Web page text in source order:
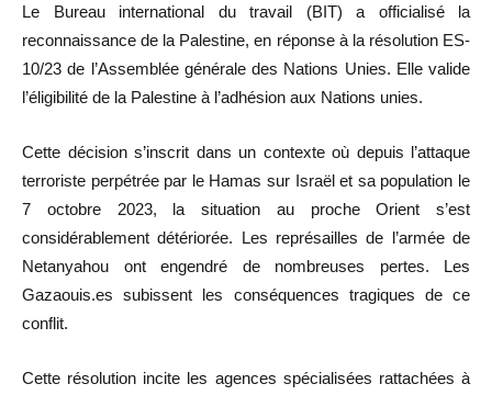
Le Bureau international du travail (BIT) a officialisé la
reconnaissance de la Palestine, en réponse à la résolution ES-
10/23 de l’Assemblée générale des Nations Unies. Elle valide
l’éligibilité de la Palestine à l’adhésion aux Nations unies.
Cette décision s’inscrit dans un contexte où depuis l’attaque
terroriste perpétrée par le Hamas sur Israël et sa population le
7 octobre 2023, la situation au proche Orient s’est
considérablement détériorée. Les représailles de l’armée de
Netanyahou ont engendré de nombreuses pertes. Les
Gazaouis.es subissent les conséquences tragiques de ce
conflit.
Cette résolution incite les agences spécialisées rattachées à